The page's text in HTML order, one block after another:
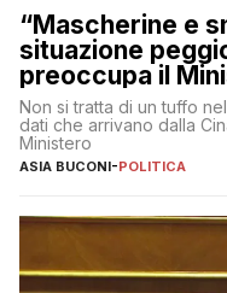
“Mascherine e
situazione
preoccupa il
Non si tratta di un tuffo
dati che arrivano dalla
Ministero
ASIA BUCONI-POLITICA